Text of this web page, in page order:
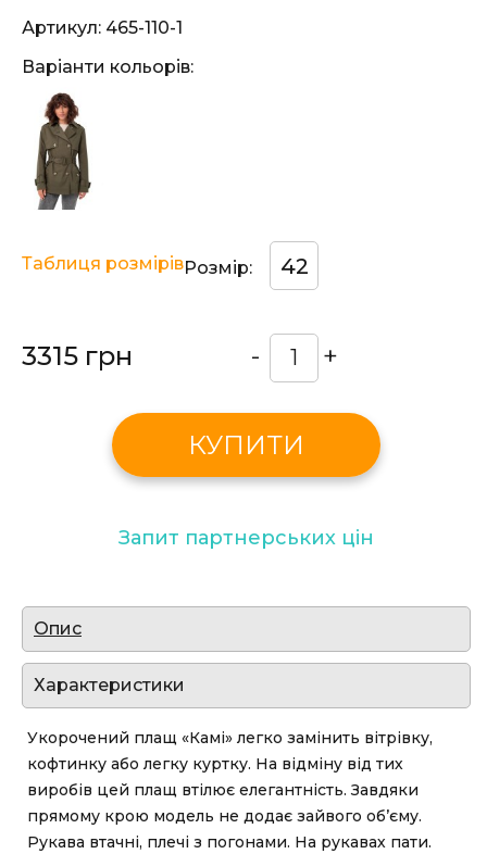
Артикул: 465-110-1
Варіанти кольорів:
Розмір: 42
Таблиця розмірів
3315 грн - +
КУПИТИ
Запит партнерських цін
Опис
Характеристики
Укорочений плащ «Камі» легко замінить вітрівку,
кофтинку або легку куртку. На відміну від тих
виробів цей плащ втілює елегантність. Завдяки
прямому крою модель не додає зайвого об’єму.
Рукава втачні, плечі з погонами. На рукавах пати.